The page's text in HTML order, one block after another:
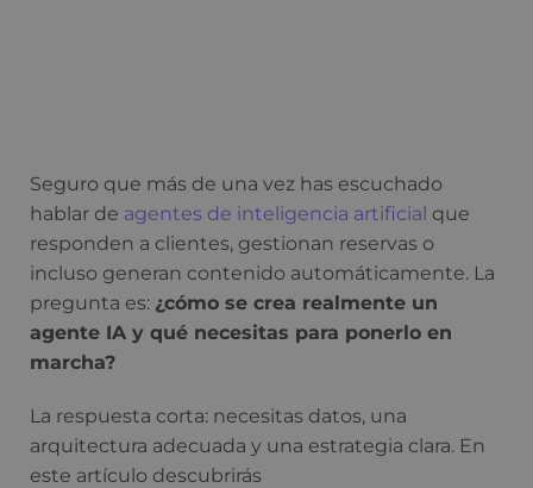
Seguro que más de una vez has escuchado
hablar de agentes de inteligencia artificial que
responden a clientes, gestionan reservas o
incluso generan contenido automáticamente. La
pregunta es: ¿cómo se crea realmente un
agente IA y qué necesitas para ponerlo en
marcha?
La respuesta corta: necesitas datos, una
arquitectura adecuada y una estrategia clara. En
este artículo descubrirás